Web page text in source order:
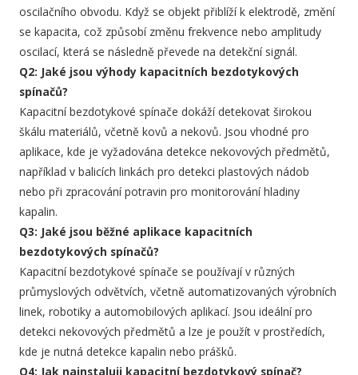
oscilačního obvodu. Když se objekt přiblíží k elektrodě, změní
se kapacita, což způsobí změnu frekvence nebo amplitudy
oscilací, která se následně převede na detekční signál.
Q2: Jaké jsou výhody kapacitních bezdotykových
spínačů?
Kapacitní bezdotykové spínače dokáží detekovat širokou
škálu materiálů, včetně kovů a nekovů. Jsou vhodné pro
aplikace, kde je vyžadována detekce nekovových předmětů,
například v balicích linkách pro detekci plastových nádob
nebo při zpracování potravin pro monitorování hladiny
kapalin.
Q3: Jaké jsou běžné aplikace kapacitních
bezdotykových spínačů?
Kapacitní bezdotykové spínače se používají v různých
průmyslových odvětvích, včetně automatizovaných výrobních
linek, robotiky a automobilových aplikací. Jsou ideální pro
detekci nekovových předmětů a lze je použít v prostředích,
kde je nutná detekce kapalin nebo prášků.
Q4: Jak nainstaluji kapacitní bezdotykový spínač?